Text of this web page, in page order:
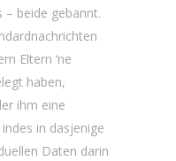
– beide gebannt.
Eltern ‘ne
haben,
ihm eine
in dasjenige
Daten darin